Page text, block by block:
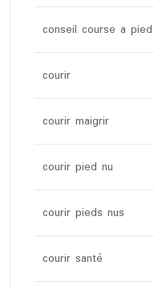
conseil course a pied
courir
courir maigrir
courir pied nu
courir pieds nus
courir santé